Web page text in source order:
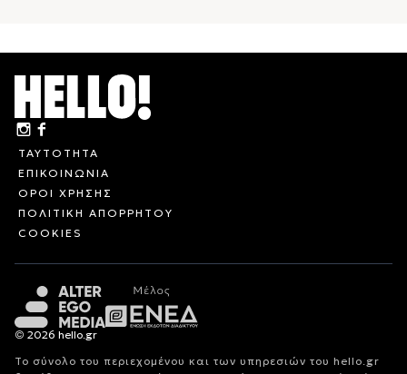
ΤΑΥΤΟΤΗΤΑ
ΕΠΙΚΟΙΝΩΝΙΑ
ΟΡΟΙ ΧΡΗΣΗΣ
ΠΟΛΙΤΙΚΗ ΑΠΟΡΡΗΤΟΥ
COOKIES
© 2026 hello.gr
Το σύνολο του περιεχομένου και των υπηρεσιών του hello.gr